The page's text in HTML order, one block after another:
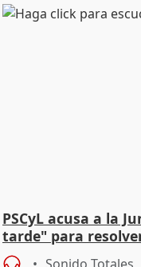
PSCyL acusa a la
tarde" para